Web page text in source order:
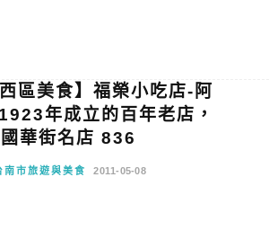
區美食】福榮小吃店-阿
年成立的百年老店，
國華街名店 836
南市旅遊與美食 2011-05-08